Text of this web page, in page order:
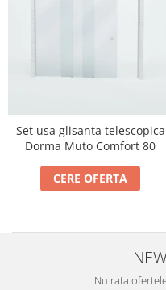
Manere
Manere tragatoare
Manere scoica
Sisteme cabine dus
Componente cabine dus
Conectori cabine dus
Set usa glisanta telescopica
Dorma Muto Comfort 80
CERE OFERTA
Nu rata